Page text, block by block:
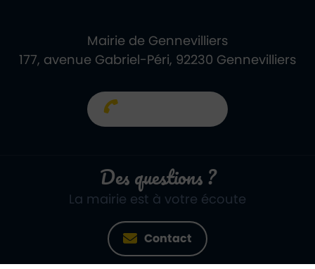
Mairie de Gennevilliers
177, avenue Gabriel-Péri, 92230 Gennevilliers
Des questions ?
La mairie est à votre écoute
Contact